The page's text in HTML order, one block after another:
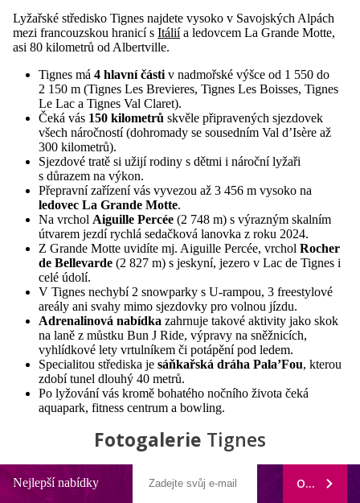
Lyžařské středisko Tignes najdete vysoko v Savojských Alpách
mezi francouzskou hranicí s Itáliía ledovcem La Grande Motte,
asi 80 kilometrů od Albertville.
Tignes má 4 hlavní části v nadmořské výšce od 1 550 do
2 150 m (Tignes Les Brevieres, Tignes Les Boisses, Tignes
Le Lac a Tignes Val Claret).
Čeká vás 150 kilometrů skvěle připravených sjezdovek
všech náročností (dohromady se sousedním Val d’Isère až
300 kilometrů).
Sjezdové tratě si užijí rodiny s dětmi i nároční lyžaři
s důrazem na výkon.
Přepravní zařízení vás vyvezou až 3 456 m vysoko na
ledovec La Grande Motte.
Na vrchol Aiguille Percée (2 748 m) s výrazným skalním
útvarem jezdí rychlá sedačková lanovka z roku 2024.
Z Grande Motte uvidíte mj. Aiguille Percée, vrchol Rocher
de Bellevarde (2 827 m) s jeskyní, jezero v Lac de Tignes i
celé údolí.
V Tignes nechybí 2 snowparky s U-rampou, 3 freestylové
areály ani svahy mimo sjezdovky pro volnou jízdu.
Adrenalinová nabídka zahrnuje takové aktivity jako skok
na laně z můstku Bun J Ride, výpravy na sněžnicích,
vyhlídkové lety vrtulníkem či potápění pod ledem.
Specialitou střediska je sáňkařská dráha Pala’Fou, kterou
zdobí tunel dlouhý 40 metrů.
Po lyžování vás kromě bohatého nočního života čeká
aquapark, fitness centrum a bowling.
Fotogalerie Tignes
Nejlepší nabídky ODEBÍRAT